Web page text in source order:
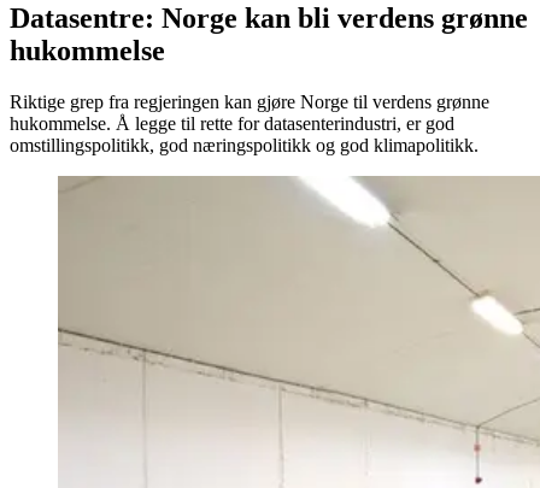
Datasentre: Norge kan bli verdens grønne
hukommelse
Riktige grep fra regjeringen kan gjøre Norge til verdens grønne
hukommelse. Å legge til rette for datasenterindustri, er god
omstillingspolitikk, god næringspolitikk og god klimapolitikk.